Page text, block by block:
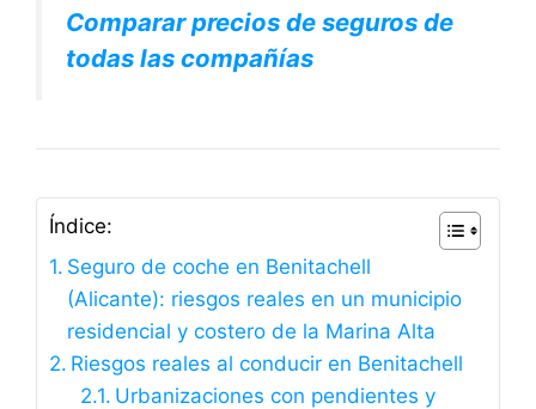
Comparar precios de seguros de
todas las compañías
Índice:
Seguro de coche en Benitachell
(Alicante): riesgos reales en un municipio
residencial y costero de la Marina Alta
Riesgos reales al conducir en Benitachell
Urbanizaciones con pendientes y